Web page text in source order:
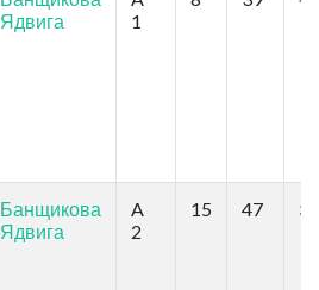
Ядвига
1
Банщикова
Ядвига
A
2
15 47